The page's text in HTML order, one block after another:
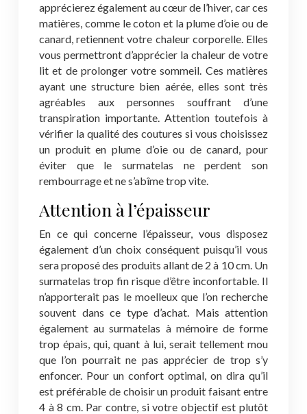
apprécierez également au cœur de l’hiver, car ces
matières, comme le coton et la plume d’oie ou de
canard, retiennent votre chaleur corporelle. Elles
vous permettront d’apprécier la chaleur de votre
lit et de prolonger votre sommeil. Ces matières
ayant une structure bien aérée, elles sont très
agréables aux personnes souffrant d’une
transpiration importante. Attention toutefois à
vérifier la qualité des coutures si vous choisissez
un produit en plume d’oie ou de canard, pour
éviter que le surmatelas ne perdent son
rembourrage et ne s’abîme trop vite.
Attention à l’épaisseur
En ce qui concerne l’épaisseur, vous disposez
également d’un choix conséquent puisqu’il vous
sera proposé des produits allant de 2 à 10 cm. Un
surmatelas trop fin risque d’être inconfortable. Il
n’apporterait pas le moelleux que l’on recherche
souvent dans ce type d’achat. Mais attention
également au surmatelas à mémoire de forme
trop épais, qui, quant à lui, serait tellement mou
que l’on pourrait ne pas apprécier de trop s’y
enfoncer. Pour un confort optimal, on dira qu’il
est préférable de choisir un produit faisant entre
4 à 8 cm. Par contre, si votre objectif est plutôt